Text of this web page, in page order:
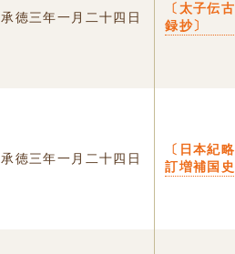
承徳三年一月二十四日
〔太子伝
録抄〕
承徳三年一月二十四日
〔日本紀
訂増補国